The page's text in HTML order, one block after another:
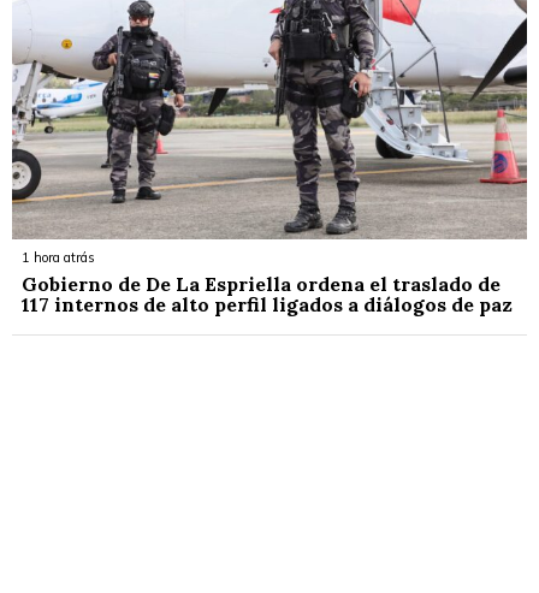
1 hora atrás
Gobierno de De La Espriella ordena el traslado de
117 internos de alto perfil ligados a diálogos de paz